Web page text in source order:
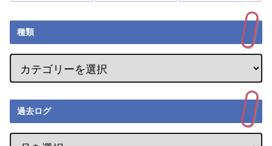
種類
過去ログ